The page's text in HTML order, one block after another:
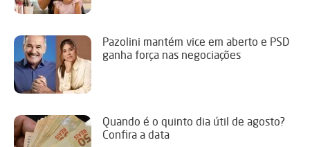
Pazolini mantém vice em aberto e PSD
ganha força nas negociações
Quando é o quinto dia útil de agosto?
Confira a data